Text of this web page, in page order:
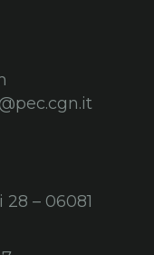
– 06081